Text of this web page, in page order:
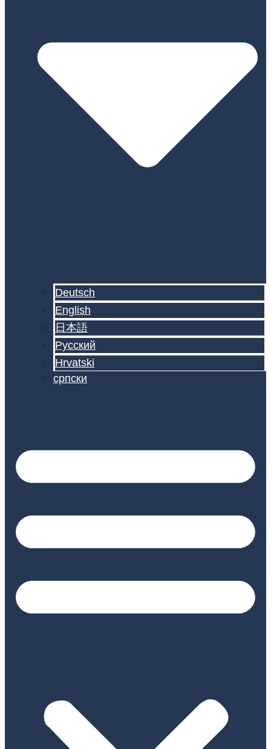
Deutsch
English
日本語
Русский
Hrvatski
српски